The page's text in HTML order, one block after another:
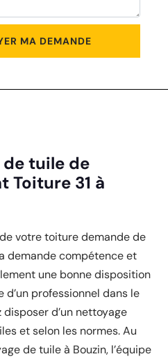
tuile de
Toiture 31 à
votre toiture demande de
demande compétence et
une bonne disposition
d’un professionnel dans le
d’un nettoyage
et selon les normes. Au
de tuile à Bouzin, l’équipe